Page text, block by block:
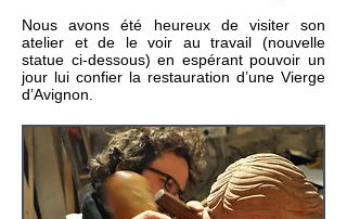
Nous avons été heureux de visiter son
atelier et de le voir au travail (nouvelle
statue ci-dessous) en espérant pouvoir un
jour lui confier la restauration d’une Vierge
d’Avignon.